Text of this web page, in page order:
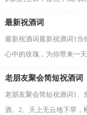
最新祝酒词
最新祝酒词最新祝酒词1当
心中的玫瑰，为你带来一
老朋友聚会简短祝酒词
老朋友聚会简短祝酒词1、
酒。2、天上无云地下旱，